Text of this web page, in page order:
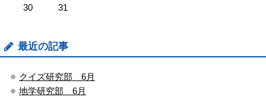
30
31
最近の記事
クイズ研究部 6月
地学研究部 6月